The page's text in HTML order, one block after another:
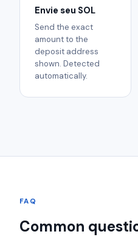
Envie seu SOL
Send the exact
amount to the
deposit address
shown. Detected
automatically.
FAQ
Common